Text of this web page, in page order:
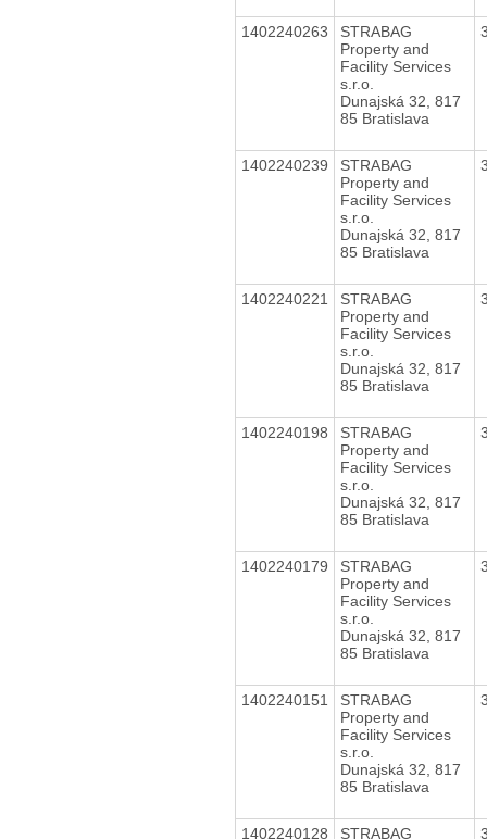
1402240263
STRABAG
Property and
Facility Services
s.r.o.
Dunajská 32, 817
85 Bratislava
1402240239
STRABAG
Property and
Facility Services
s.r.o.
Dunajská 32, 817
85 Bratislava
1402240221
STRABAG
Property and
Facility Services
s.r.o.
Dunajská 32, 817
85 Bratislava
1402240198
STRABAG
Property and
Facility Services
s.r.o.
Dunajská 32, 817
85 Bratislava
1402240179
STRABAG
Property and
Facility Services
s.r.o.
Dunajská 32, 817
85 Bratislava
1402240151
STRABAG
Property and
Facility Services
s.r.o.
Dunajská 32, 817
85 Bratislava
1402240128 STRABAG